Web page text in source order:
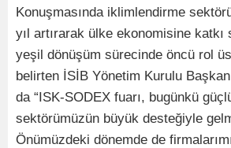
Konuşmasında iklimlendirme
yıl artırarak ülke ekonomisine katkı
yeşil dönüşüm sürecinde öncü rol
belirten İSİB Yönetim Kurulu
da “ISK-SODEX fuarı, bugünkü
sektörümüzün büyük desteğiyle
Önümüzdeki dönemde de